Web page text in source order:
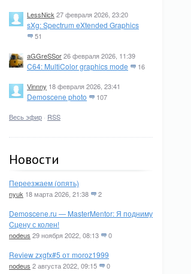
LessNick 27 февраля 2026, 23:20
sXg: Spectrum eXtended Graphics
51
aGGreSSor26 февраля 2026, 11:39
C64: MultiColor graphics mode 16
Vinnny 18 февраля 2026, 23:41
Demoscene photo 107
Весь эфир · RSS
Новости
Переезжаем (опять)
nyuk 18 марта 2026, 21:38 2
Demoscene.ru — MasterMentor: Я подниму
Cцену с колен!
nodeus 29 ноября 2022, 08:13 0
Review zxgfx#5 от moroz1999
nodeus 2 августа 2022, 09:15 0